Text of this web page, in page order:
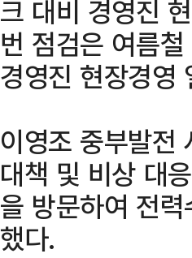
크 대비 경영진
번 점검은 여름
경영진 현장경영
이영조 중부발전
대책 및 비상 대
을 방문하여 전
했다.